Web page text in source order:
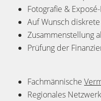
Fotografie &
Auf Wunsch diskrete
Zusammenstellung
Prüfung der
Fachmännische
Regionales